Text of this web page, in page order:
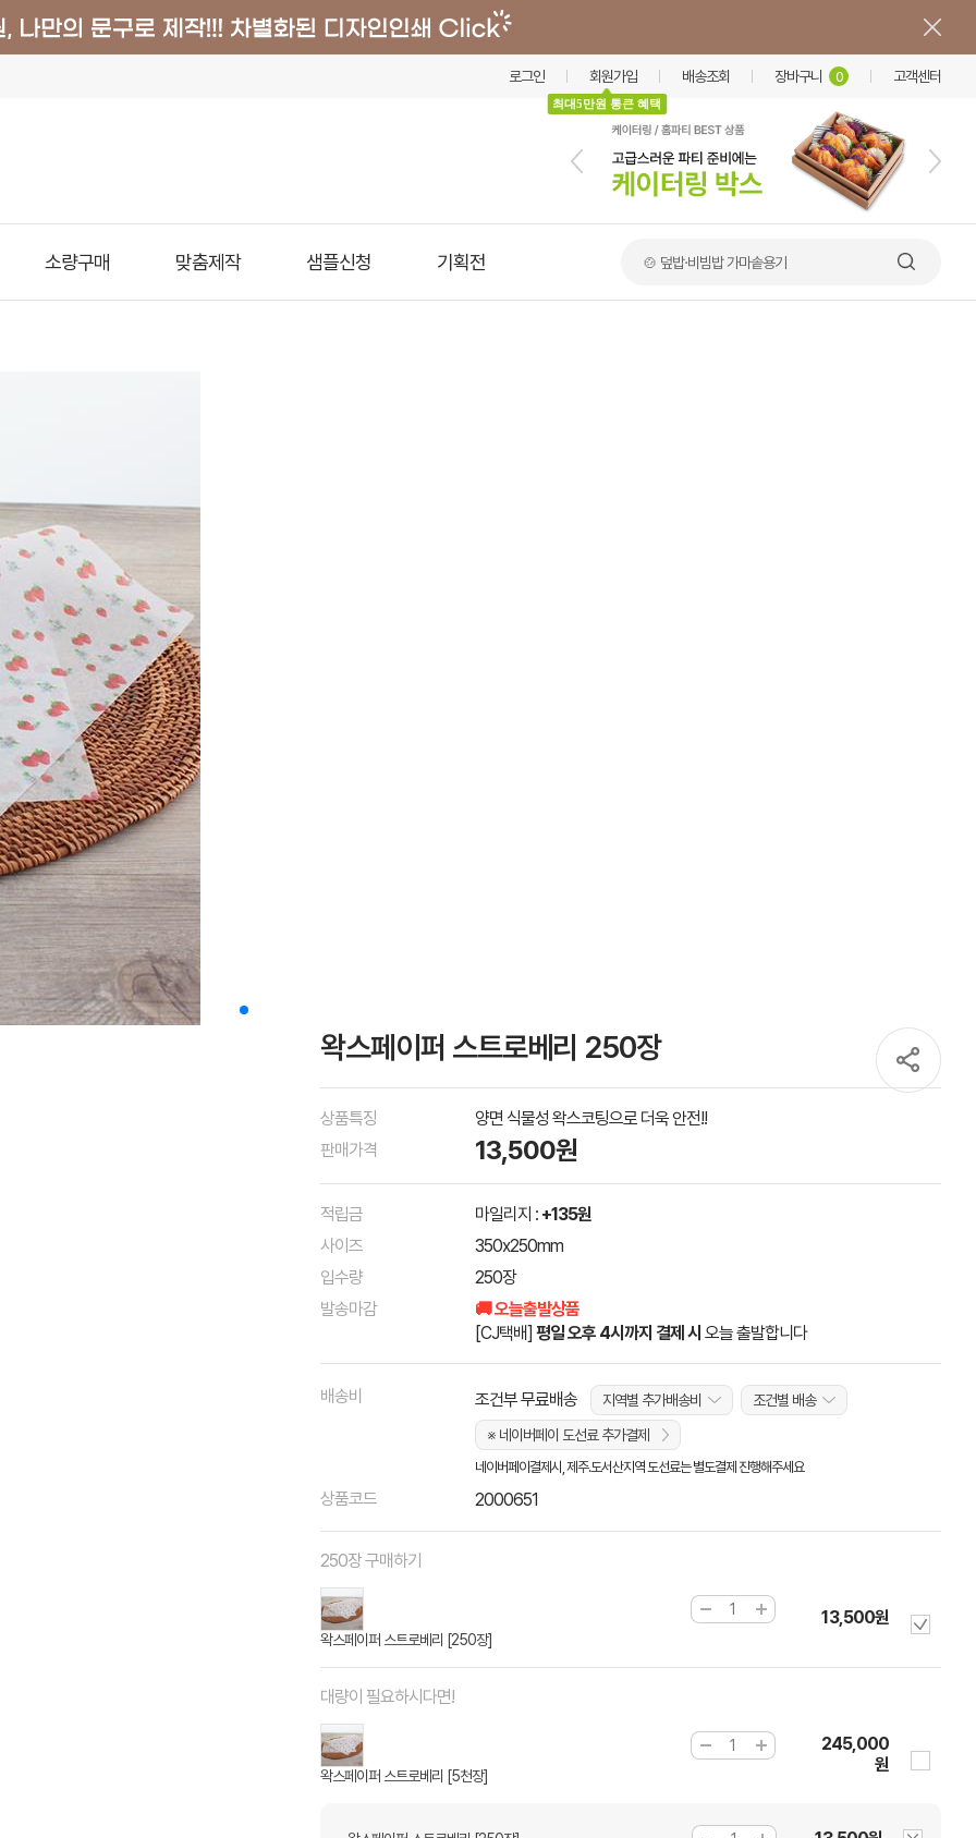
로그인 회원가입
최대5만원 통큰 혜택
배송조회 장바구니 0 고객센터
소량구매 맞춤제작 샘플신청 기획전 🥪 샌드위치 포장용기
왁스페이퍼 스트로베리 250장
상품특징
양면 식물성 왁스코팅으로 더욱 안전!!
판매가격
13,500원
적립금 마일리지 : +135원
사이즈
350x250mm
입수량
250장
발송마감
🚚 오늘출발상품
[CJ택배] 평일 오후 4시까지 결제 시 오늘 출발합니다
배송비 조건부 무료배송 지역별 추가배송비
조건별 배송
※ 네이버페이 도선료 추가결제
네이버페이결제시, 제주.도서산지역 도선료는 별도결제 진행해주세요
상품코드 2000651
250장 구매하기
왁스페이퍼 스트로베리 [250장]
13,500원
대량이 필요하시다면!
왁스페이퍼 스트로베리 [5천장]
245,000
원